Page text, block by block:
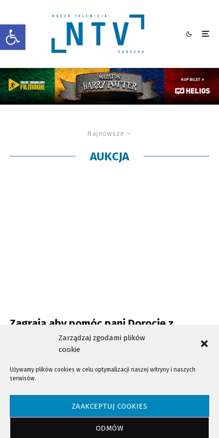
Otwórz pasek narzędzi
Zarządzaj zgodami plików
cookie
Używamy plików cookies w celu optymalizacji naszej witryny i naszych
serwisów.
ZAAKCEPTUJ COOKIES
ODMÓW
Najnowsze
AUKCJA
Zagrają aby pomóc pani Dorocie z
Trzetrzewiny
NTV - Nasza Telewizja Sądecka © 2023 Wszystkie prawa zastrzeżone!